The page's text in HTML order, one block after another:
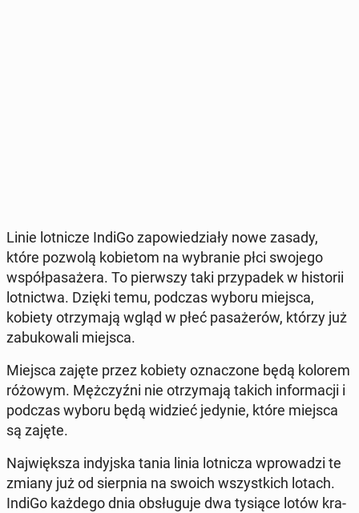
Linie lot­ni­cze IndiGo za­po­wie­dzia­ły nowe zasady,
które pozwolą ko­bie­tom na wy­bra­nie płci swojego
współ­pa­sa­że­ra. To pierw­szy taki przy­pa­dek w hi­sto­rii
lot­nic­twa. Dzięki temu, podczas wyboru miejsca,
kobiety otrzy­ma­ją wgląd w płeć pa­sa­że­rów, którzy już
za­bu­ko­wa­li miejsca.
Miejsca zajęte przez kobiety ozna­czo­ne będą kolorem
różowym. Męż­czyź­ni nie otrzy­ma­ją takich in­for­ma­cji i
podczas wyboru będą widzieć jedynie, które miejsca
są zajęte.
Naj­więk­sza in­dyj­ska tania linia lot­ni­cza wpro­wa­dzi te
zmiany już od sierp­nia na swoich wszyst­kich lotach.
IndiGo każdego dnia ob­słu­gu­je dwa tysiące lotów kra­